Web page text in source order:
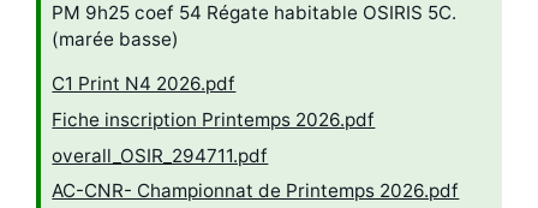
PM 9h25 coef 54 Régate habitable OSIRIS 5C.
(marée basse)
C1 Print N4 2026.pdf
Fiche inscription Printemps 2026.pdf
overall_OSIR_294711.pdf
AC-CNR- Championnat de Printemps 2026.pdf